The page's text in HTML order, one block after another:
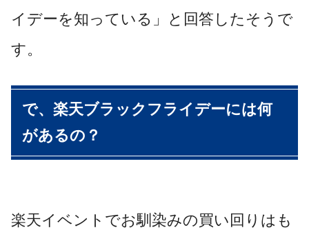
イデーを知っている」と回答したそうで
す。
で、楽天ブラックフライデーには何
があるの？
楽天イベントでお馴染みの買い回りはも